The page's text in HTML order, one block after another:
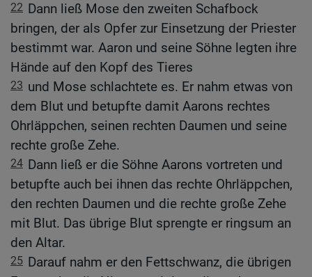
22 Dann ließ Mose den zweiten Schafbock
bringen, der als Opfer zur Einsetzung der Priester
bestimmt war. Aaron und seine Söhne legten ihre
Hände auf den Kopf des Tieres
23 und Mose schlachtete es. Er nahm etwas von
dem Blut und betupfte damit Aarons rechtes
Ohrläppchen, seinen rechten Daumen und seine
rechte große Zehe.
24 Dann ließ er die Söhne Aarons vortreten und
betupfte auch bei ihnen das rechte Ohrläppchen,
den rechten Daumen und die rechte große Zehe
mit Blut. Das übrige Blut sprengte er ringsum an
den Altar.
25 Darauf nahm er den Fettschwanz, die übrigen